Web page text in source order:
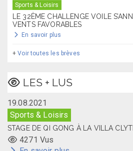
Sports & Loisirs
LE 32ÈME CHALLENGE VOILE
VENTS FAVORABLES
En savoir plus
+Voir toutes les brèves
LES + LUS
19.08.2021
Sports & Loisirs
STAGE DE QI GONG À LA VILLA
4271 Vus